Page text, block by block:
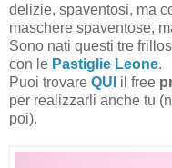
delizie, spaventosi, ma
maschere spaventose,
Sono nati questi tre
con le Pastiglie Leone.
Puoi trovare QUI il free
per realizzarli anche tu
poi).